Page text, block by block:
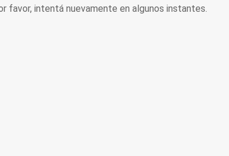
favor, intentá nuevamente en algunos instantes.